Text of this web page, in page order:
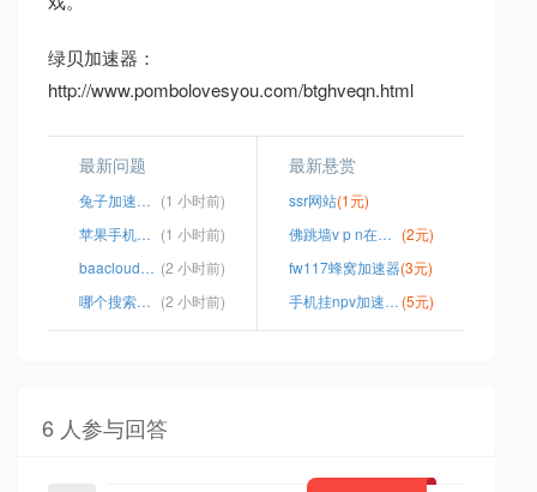
绿贝加速器：
http://www.pombolovesyou.com/btghveqn.html
最新问题
兔子加速器安卓版 (1 小时前)
苹果手机改成国外ip (1 小时前)
baacloud下载安装 (2 小时前)
哪个搜索引擎可以搜屏蔽内容 (2 小时前)
最新悬赏
ssr网站(1元)
佛跳墙v p n在哪下载可靠 (2元)
fw117蜂窝加速器(3元)
手机挂npv加速软件 (5元)
6 人参与回答